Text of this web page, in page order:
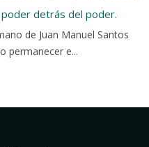
poder detrás del poder.
de Juan Manuel Santos
permanecer e...